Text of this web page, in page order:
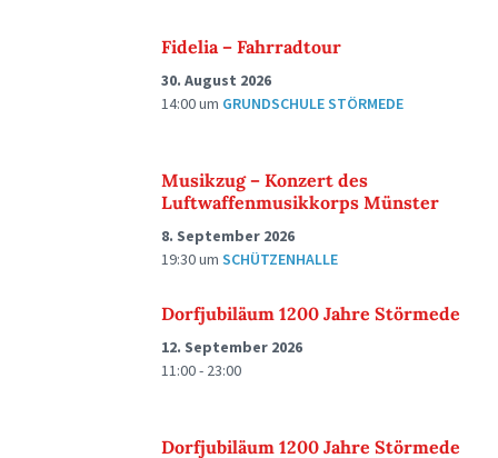
Fidelia – Fahrradtour
30. August 2026
14:00um GRUNDSCHULE STÖRMEDE
Musikzug – Konzert des
Luftwaffenmusikkorps Münster
8. September 2026
19:30um SCHÜTZENHALLE
Dorfjubiläum 1200 Jahre Störmede
12. September 2026
11:00 - 23:00
Dorfjubiläum 1200 Jahre Störmede